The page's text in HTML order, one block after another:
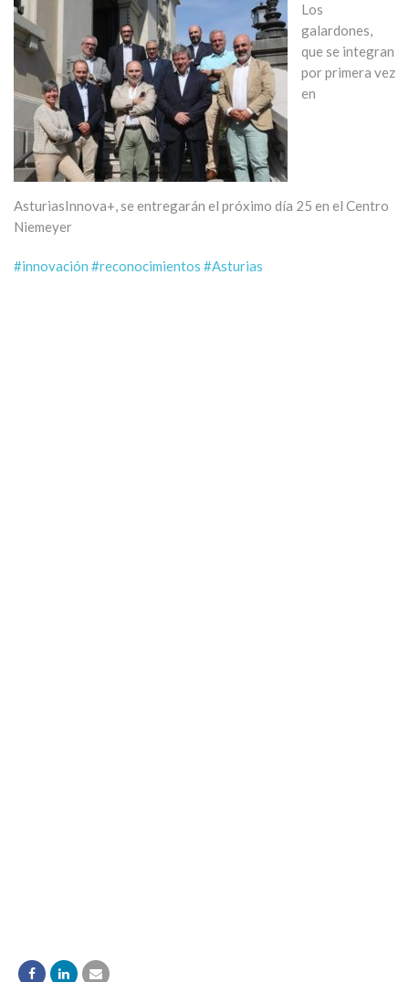
Los
galardones,
que se integran
por primera vez
en
AsturiasInnova+, se entregarán el próximo día 25 en el Centro
Niemeyer
#innovación #reconocimientos #Asturias